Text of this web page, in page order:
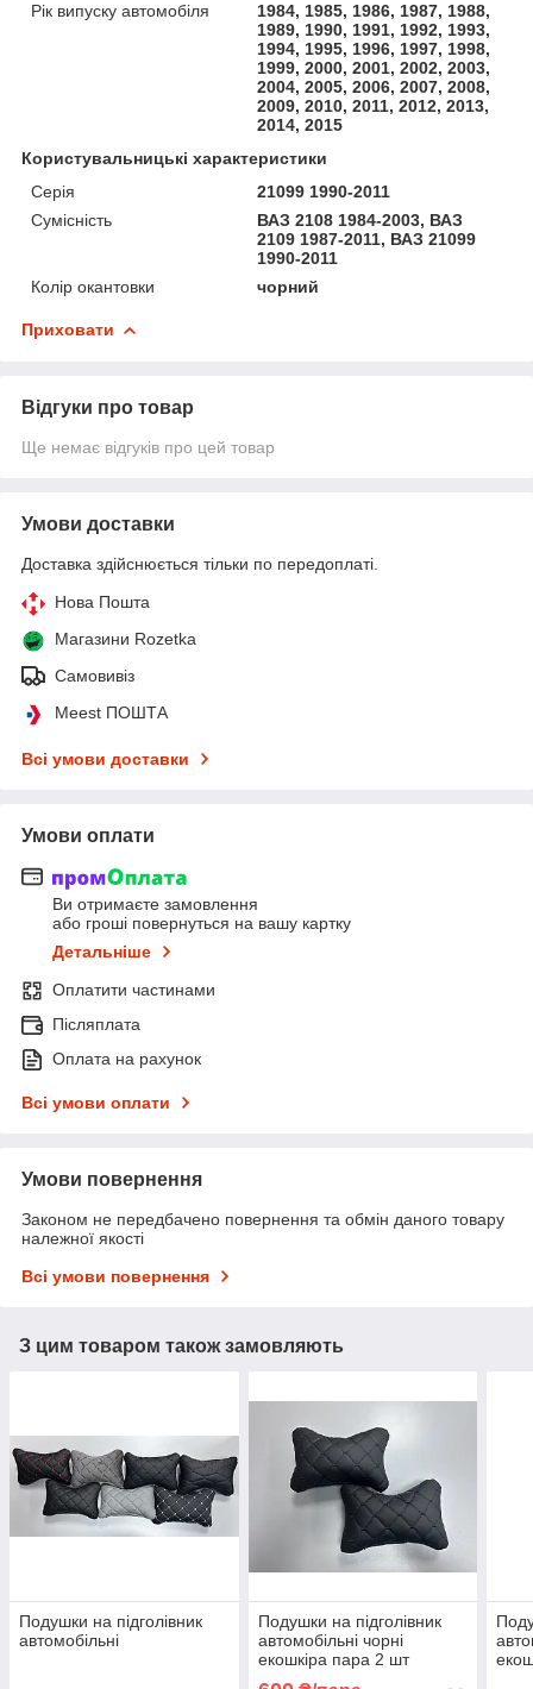
Рік випуску автомобіля
1984, 1985, 1986, 1987, 1988,
1989, 1990, 1991, 1992, 1993,
1994, 1995, 1996, 1997, 1998,
1999, 2000, 2001, 2002, 2003,
2004, 2005, 2006, 2007, 2008,
2009, 2010, 2011, 2012, 2013,
2014, 2015
Користувальницькі характеристики
Серія
21099 1990-2011
Сумісність
ВАЗ 2108 1984-2003, ВАЗ
2109 1987-2011, ВАЗ 21099
1990-2011
Колір окантовки
чорний
Приховати
Відгуки про товар
Ще немає відгуків про цей товар
Умови доставки
Доставка здійснюється тільки по передоплаті.
Нова Пошта
Магазини Rozetka
Самовивіз
Meest ПОШТА
Всі умови доставки
Умови оплати
Ви отримаєте замовлення
або гроші повернуться на вашу картку
Детальніше
Оплатити частинами
Післяплата
Оплата на рахунок
Всі умови оплати
Умови повернення
Законом не передбачено повернення та обмін даного товару
належної якості
Всі умови повернення
З цим товаром також замовляють
Подушки на підголівник
автомобільні
Подушки на підголівник
автомобільні чорні
екошкіра пара 2 шт